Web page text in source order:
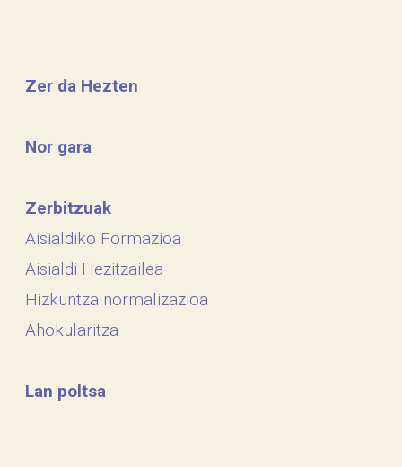
Zer da Hezten
Nor gara
Zerbitzuak
Aisialdiko Formazioa
Aisialdi Hezitzailea
Hizkuntza normalizazioa
Ahokularitza
Lan poltsa